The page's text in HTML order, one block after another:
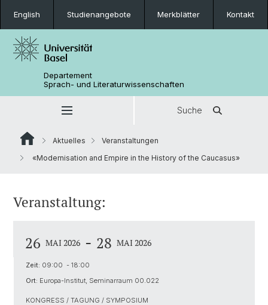
English Studienangebote Merkblätter Kontakt
Departement
Sprach- und Literaturwissenschaften
Suche
Aktuelles
Veranstaltungen
«Modernisation and Empire in the History of the Caucasus»
Veranstaltung:
26 MAI 2026 - 28 MAI 2026
Zeit: 09:00 - 18:00
Ort: Europa-Institut, Seminarraum 00.022
KONGRESS / TAGUNG / SYMPOSIUM